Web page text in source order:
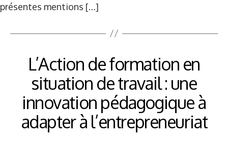
présentes mentions […]
L’Action de formation en
situation de travail : une
innovation pédagogique à
adapter à l’entrepreneuriat